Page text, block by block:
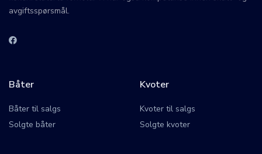
avgiftsspørsmål.
Båter
Båter til salgs
Solgte båter
Kvoter
Kvoter til salgs
Solgte kvoter